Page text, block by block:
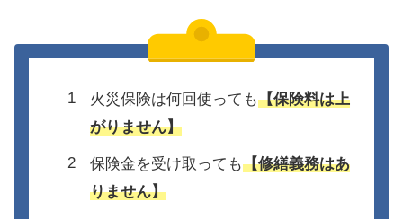
火災保険は何回使っても【保険料は上
がりません】
保険金を受け取っても【修繕義務はあ
りません】